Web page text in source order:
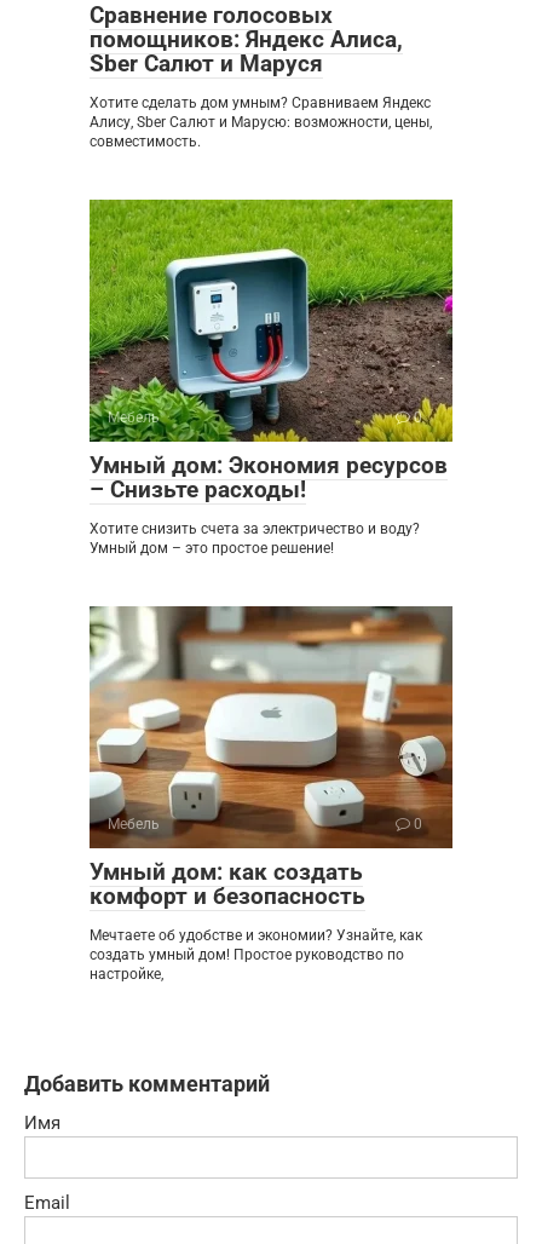
Сравнение голосовых
помощников: Яндекс Алиса,
Sber Салют и Маруся
Хотите сделать дом умным? Сравниваем Яндекс
Алису, Sber Салют и Марусю: возможности, цены,
совместимость.
Мебель 0
Умный дом: Экономия ресурсов
– Снизьте расходы!
Хотите снизить счета за электричество и воду?
Умный дом – это простое решение!
Мебель 0
Умный дом: как создать
комфорт и безопасность
Мечтаете об удобстве и экономии? Узнайте, как
создать умный дом! Простое руководство по
настройке,
Добавить комментарий
Имя
Email